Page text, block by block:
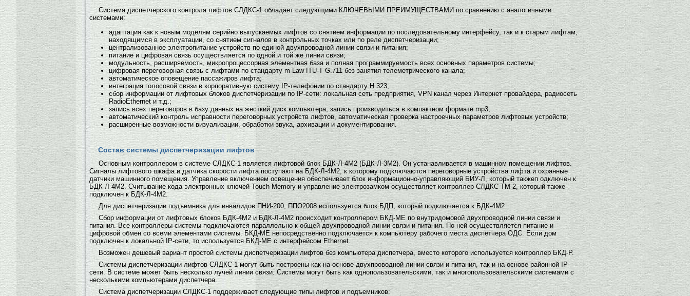
Система диспетчерского контроля лифтов СЛДКС-1 обладает следующими КЛЮЧЕВЫМИ ПРЕИМУЩЕСТВАМИ по сравнению с аналогичными
системами:
адаптация как к новым моделям серийно выпускаемых лифтов со снятием информации по последовательному интерфейсу, так и к старым лифтам,
находящимся в эксплуатации, со снятием сигналов в контрольных точках или по реле диспетчеризации;
централизованное электропитание устройств по единой двухпроводной линии связи и питания;
питание и цифровая связь осуществляется по одной и той же линии связи;
модульность, расширяемость, микропроцессорная элементная база и полная программируемость всех основных параметров системы;
цифровая переговорная связь с лифтами по стандарту m-Law ITU-T G.711 без занятия телеметрического канала;
автоматическое оповещение пассажиров лифта;
интеграция голосовой связи в корпоративную систему IP-телефонии по стандарту Н.323;
сбор информации от лифтовых блоков диспетчеризации по IP-сети: локальная сеть предприятия, VPN канал через Интернет провайдера, радиосеть
RadioEthernet и т.д.;
запись всех переговоров в базу данных на жесткий диск компьютера, запись производиться в компактном формате mp3;
автоматический контроль исправности переговорных устройств лифтов, автоматическая проверка настроечных параметров лифтовых устройств;
расширенные возможности визуализации, обработки звука, архивации и документирования.
Состав системы диспетчеризации лифтов
Основным контроллером в системе СЛДКС-1 является лифтовой блок БДК-Л-4М2 (БДК-Л-3М2). Он устанавливается в машинном помещении лифтов.
Сигналы лифтового шкафа и датчика скорости лифта поступают на БДК-Л-4М2, к которому подключаются переговорные устройства лифта и охранные
датчики машинного помещения. Управление включением освещения обеспечивает блок информационно-управляющий БИУ-Л, который такжеп одключен к
БДК-Л-4М2. Считывание кода электронных ключей Touch Memory и управление электрозамком осуществляет контроллер СЛДКС-ТМ-2, который также
подключен к БДК-Л-4М2.
Для диспетчеризации подъемника для инвалидов ПНИ-200, ППО2008 используется блок БДП, который подключается к БДК-4М2.
Сбор информации от лифтовых блоков БДК-4М2 и БДК-Л-4М2 происходит контроллером БКД-МЕ по внутридомовой двухпроводной линии связи и
питания. Все контроллеры системы подключаются параллельно к общей двухпроводной линии связи и питания. По ней осуществляется питание и
цифровой обмен со всеми элементами системы. БКД-МЕ непосредственно подключается к компьютеру рабочего места диспетчера ОДС. Если дом
подключен к локальной IP-сети, то используется БКД-МЕ с интерфейсом Ethernet.
Возможен дешевый вариант простой системы диспетчеризации лифтов без компьютера диспетчера, вместо которого используется контроллер БКД-Р.
Системы диспетчеризации лифтов СЛДКС-1 могут быть построены как на основе двухпроводной линии связи и питания, так и на основе районной IP-
сети. В системе может быть несколько лучей линии связи. Системы могут быть как однопользовательскими, так и многопользовательскими системами с
несколькими компьютерами диспетчера.
Система диспетчеризации СЛДКС-1 поддерживает следующие типы лифтов и подъемников: